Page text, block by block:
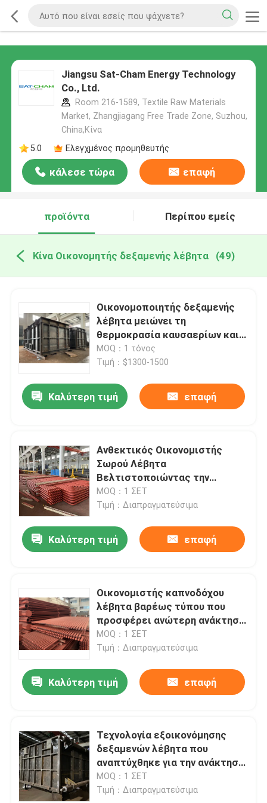
Jiangsu Sat-Cham Energy Technology
Co., Ltd.
Room 216-1589, Textile Raw Materials
Market, Zhangjiagang Free Trade Zone, Suzhou,
China,Κίνα
5.0
Ελεγχμένος προμηθευτής
κάλεσε τώρα επαφή
προϊόντα Περίπου εμείς
Κίνα Οικονομητής δεξαμενής λέβητα (49)
Οικονομοποιητής δεξαμενής
λέβητα μειώνει τη
θερμοκρασία καυσαερίων και
βελτιώνει την αποδοτικότητα
MOQ：1 τόνος
Τιμή：$1300-1500
Καλύτερη τιμή επαφή
Ανθεκτικός Οικονομιστής
Σωρού Λέβητα
Βελτιστοποιώντας την
Ανάκτηση Θερμότητας
Καυσαερίων για τη
του λέβητα και τη μείωση του
λειτουργικού κόστους
MOQ：1 ΣΕΤ
Τιμή：Διαπραγματεύσιμα
Καλύτερη τιμή επαφή
Οικονομιστής καπνοδόχου
λέβητα βαρέως τύπου που
προσφέρει ανώτερη ανάκτηση
θερμότητας και εξοικονόμηση
ενέργειας σε βιομηχανικές
MOQ：1 ΣΕΤ
Τιμή：Διαπραγματεύσιμα
Καλύτερη τιμή επαφή
Τεχνολογία εξοικονόμησης
δεξαμενών λέβητα που
αναπτύχθηκε για την ανάκτηση
θερμότητας από τα καυσαέρια
καυσαερίων βελτιώνοντας τη
MOQ：1 ΣΕΤ
Τιμή：Διαπραγματεύσιμα